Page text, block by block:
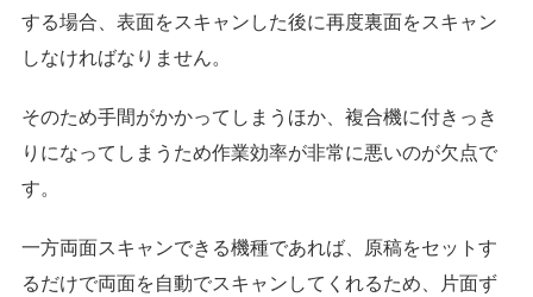
する場合、表面をスキャンした後に再度裏面をスキャン
しなければなりません。
そのため手間がかかってしまうほか、複合機に付きっき
りになってしまうため作業効率が非常に悪いのが欠点で
す。
一方両面スキャンできる機種であれば、原稿をセットす
るだけで両面を自動でスキャンしてくれるため、片面ず